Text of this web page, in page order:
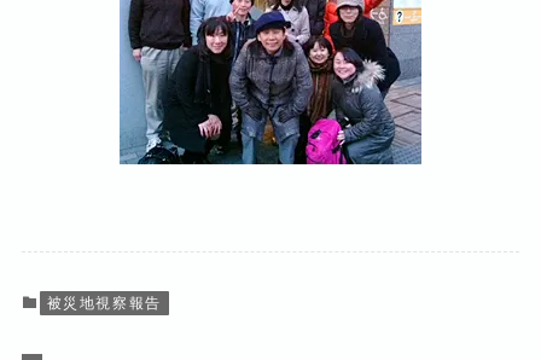
被災地視察報告